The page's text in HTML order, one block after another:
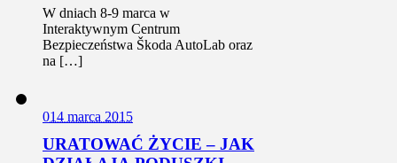
W dniach 8-9 marca w
Interaktywnym Centrum
Bezpieczeństwa Škoda AutoLab oraz
na […]
014 marca 2015
URATOWAĆ ŻYCIE – JAK